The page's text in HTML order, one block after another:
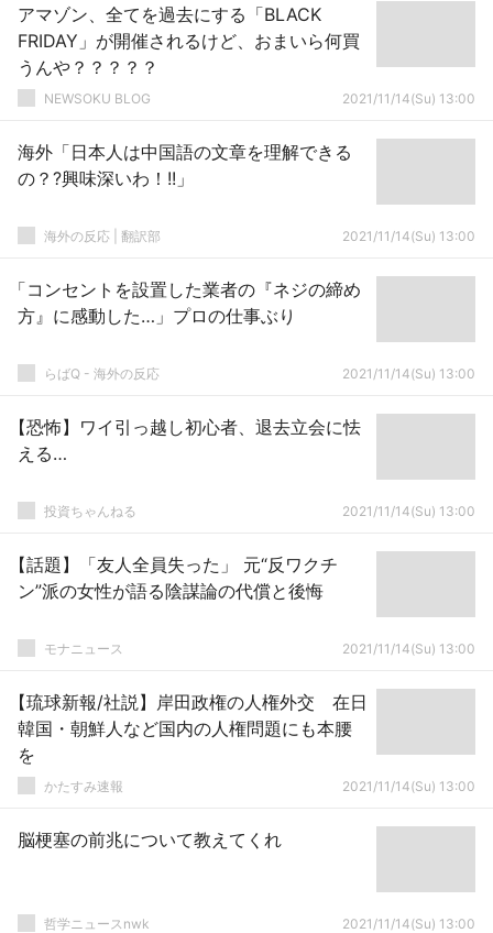
アマゾン、全てを過去にする「BLACK
FRIDAY」が開催されるけど、おまいら何買
うんや？？？？？
NEWSOKU BLOG 2021/11/14(Su) 13:00
海外「日本人は中国語の文章を理解できる
の？?興味深いわ！!!」
海外の反応 | 翻訳部 2021/11/14(Su) 13:00
「コンセントを設置した業者の『ネジの締め
方』に感動した…」プロの仕事ぶり
らばQ - 海外の反応 2021/11/14(Su) 13:00
【恐怖】ワイ引っ越し初心者、退去立会に怯
える…
投資ちゃんねる 2021/11/14(Su) 13:00
【話題】「友人全員失った」 元“反ワクチ
ン”派の女性が語る陰謀論の代償と後悔
モナニュース 2021/11/14(Su) 13:00
【琉球新報/社説】岸田政権の人権外交 在日
韓国・朝鮮人など国内の人権問題にも本腰
を
かたすみ速報 2021/11/14(Su) 13:00
脳梗塞の前兆について教えてくれ
哲学ニュースnwk 2021/11/14(Su) 13:00